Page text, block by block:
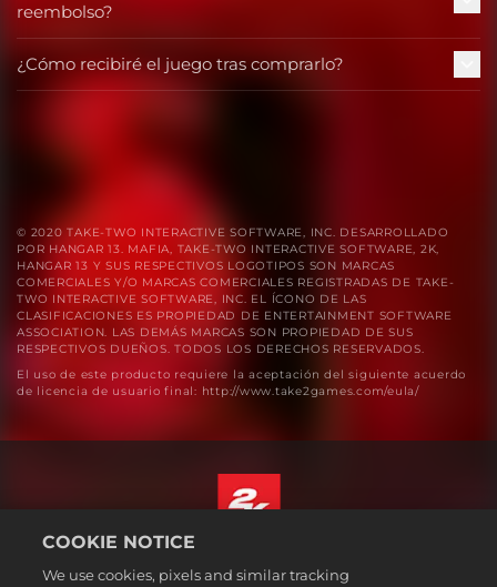
reembolso?
¿Cómo recibiré el juego tras comprarlo?
© 2020 TAKE-TWO INTERACTIVE SOFTWARE, INC. DESARROLLADO
POR HANGAR 13. MAFIA, TAKE-TWO INTERACTIVE SOFTWARE, 2K,
HANGAR 13 Y SUS RESPECTIVOS LOGOTIPOS SON MARCAS
COMERCIALES Y/O MARCAS COMERCIALES REGISTRADAS DE TAKE-
TWO INTERACTIVE SOFTWARE, INC. EL ÍCONO DE LAS
CLASIFICACIONES ES PROPIEDAD DE ENTERTAINMENT SOFTWARE
ASSOCIATION. LAS DEMÁS MARCAS SON PROPIEDAD DE SUS
RESPECTIVOS DUEÑOS. TODOS LOS DERECHOS RESERVADOS.
El uso de este producto requiere la aceptación del siguiente acuerdo
de licencia de usuario final: http://www.take2games.com/eula/
Español (México)
COOKIE NOTICE
We use cookies, pixels and similar tracking